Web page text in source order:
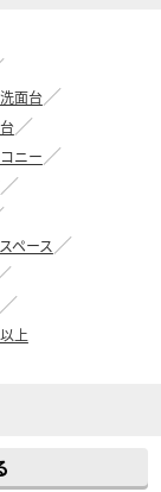
面台
ニー
ペース
上